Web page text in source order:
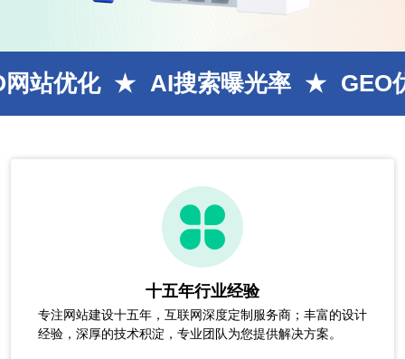
AI搜索曝光率 GEO优化排名
十五年行业经验
专注网站建设十五年，互联网深度定制服务商；丰富的设计
经验，深厚的技术积淀，专业团队为您提供解决方案。